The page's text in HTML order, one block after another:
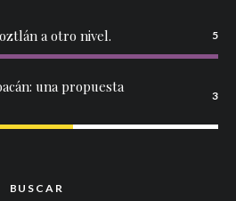
a otro nivel. 5
una propuesta
3
BUSCAR